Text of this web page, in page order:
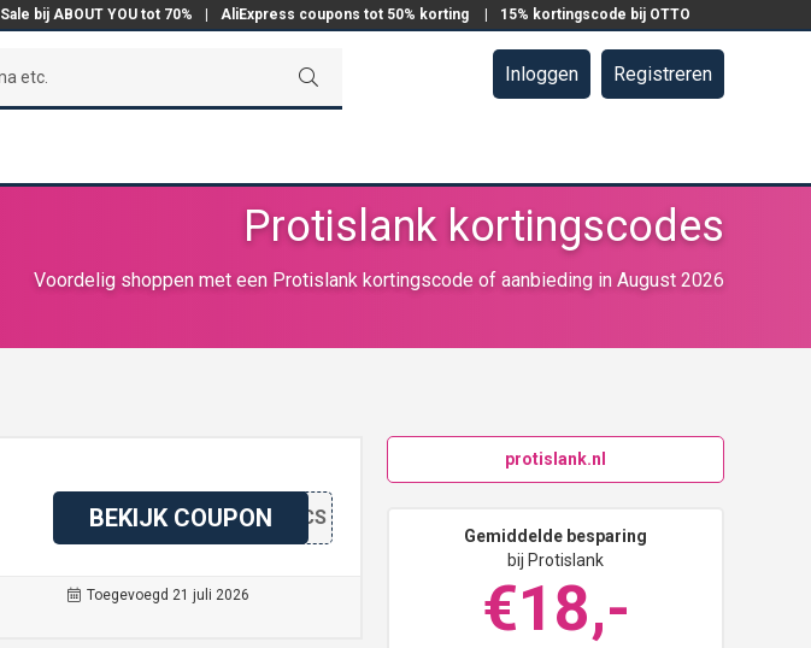
Sale bij ABOUT YOU tot 70% AliExpress coupons tot 50% korting 15% kortingscode bij OTTO
Inloggen Registreren
Protislank kortingscodes
Voordelig shoppen met een Protislank kortingscode of aanbieding in August 2026
DOECS
BEKIJK COUPON
Toegevoegd 21 juli 2026
protislank.nl
Gemiddelde besparing
bij Protislank
€18,-